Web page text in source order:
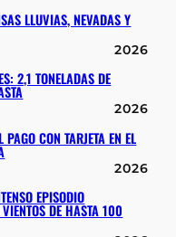
LLUVIAS, NEVADAS Y
2026
2,1 TONELADAS DE
2026
CON TARJETA EN EL
2026
EPISODIO
DE HASTA 100